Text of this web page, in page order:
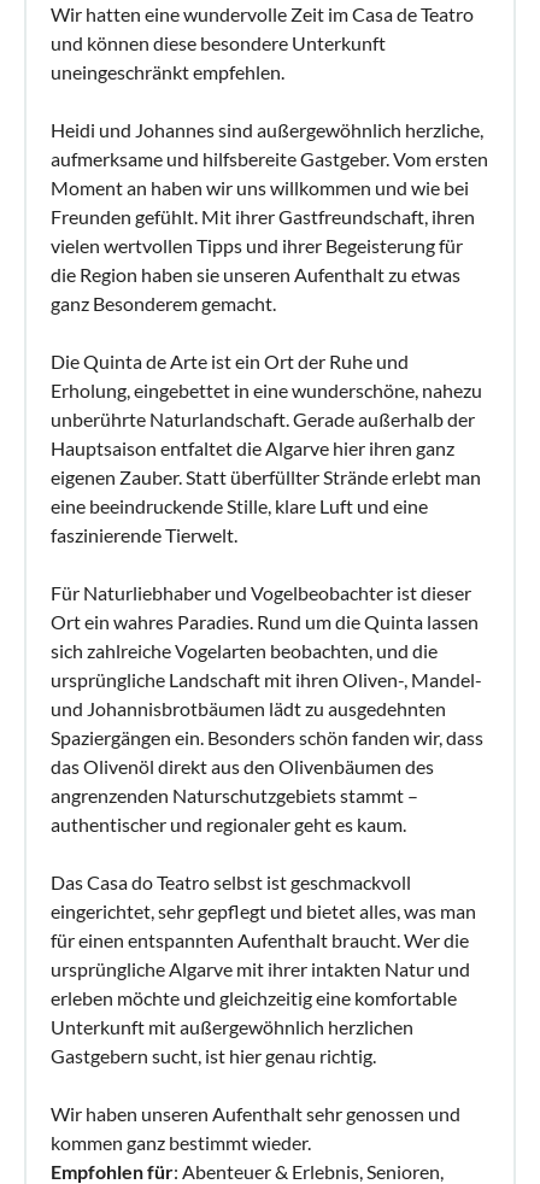
Wir hatten eine wundervolle Zeit im Casa de Teatro
und können diese besondere Unterkunft
uneingeschränkt empfehlen.
Heidi und Johannes sind außergewöhnlich herzliche,
aufmerksame und hilfsbereite Gastgeber. Vom ersten
Moment an haben wir uns willkommen und wie bei
Freunden gefühlt. Mit ihrer Gastfreundschaft, ihren
vielen wertvollen Tipps und ihrer Begeisterung für
die Region haben sie unseren Aufenthalt zu etwas
ganz Besonderem gemacht.
Die Quinta de Arte ist ein Ort der Ruhe und
Erholung, eingebettet in eine wunderschöne, nahezu
unberührte Naturlandschaft. Gerade außerhalb der
Hauptsaison entfaltet die Algarve hier ihren ganz
eigenen Zauber. Statt überfüllter Strände erlebt man
eine beeindruckende Stille, klare Luft und eine
faszinierende Tierwelt.
Für Naturliebhaber und Vogelbeobachter ist dieser
Ort ein wahres Paradies. Rund um die Quinta lassen
sich zahlreiche Vogelarten beobachten, und die
ursprüngliche Landschaft mit ihren Oliven-, Mandel-
und Johannisbrotbäumen lädt zu ausgedehnten
Spaziergängen ein. Besonders schön fanden wir, dass
das Olivenöl direkt aus den Olivenbäumen des
angrenzenden Naturschutzgebiets stammt –
authentischer und regionaler geht es kaum.
Das Casa do Teatro selbst ist geschmackvoll
eingerichtet, sehr gepflegt und bietet alles, was man
für einen entspannten Aufenthalt braucht. Wer die
ursprüngliche Algarve mit ihrer intakten Natur und
erleben möchte und gleichzeitig eine komfortable
Unterkunft mit außergewöhnlich herzlichen
Gastgebern sucht, ist hier genau richtig.
Wir haben unseren Aufenthalt sehr genossen und
kommen ganz bestimmt wieder.
Empfohlen für: Abenteuer & Erlebnis, Senioren,